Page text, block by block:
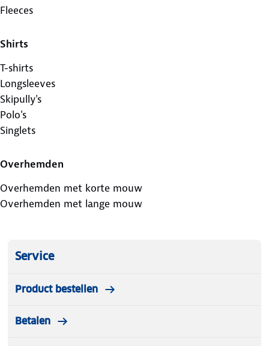
Fleeces
Shirts
T-shirts
Longsleeves
Skipully's
Polo's
Singlets
Overhemden
Overhemden met korte mouw
Overhemden met lange mouw
Service
Product bestellen
Betalen